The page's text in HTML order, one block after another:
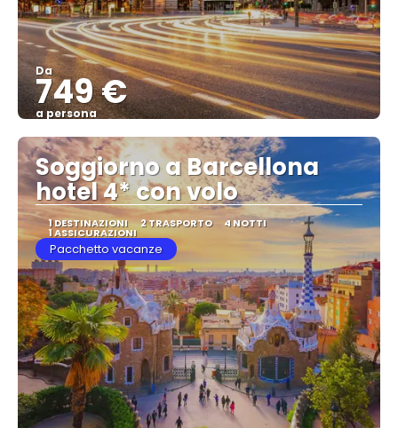
Da
749 €
a persona
Vedere
Soggiorno a Barcellona
hotel 4* con volo
1 DESTINAZIONI 2 TRASPORTO 4 NOTTI
1 ASSICURAZIONI
Pacchetto vacanze